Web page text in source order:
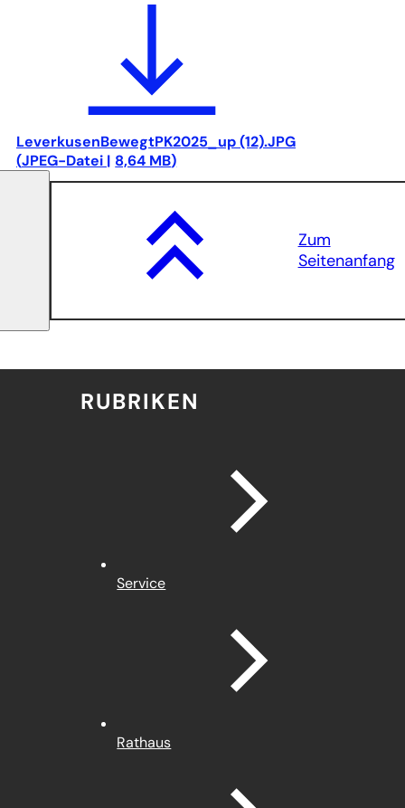
LeverkusenBewegtPK2025_up (12).JPG
JPEG-Datei 8,64 MB
Zum
Seitenanfang
RUBRIKEN
Service
Rathaus